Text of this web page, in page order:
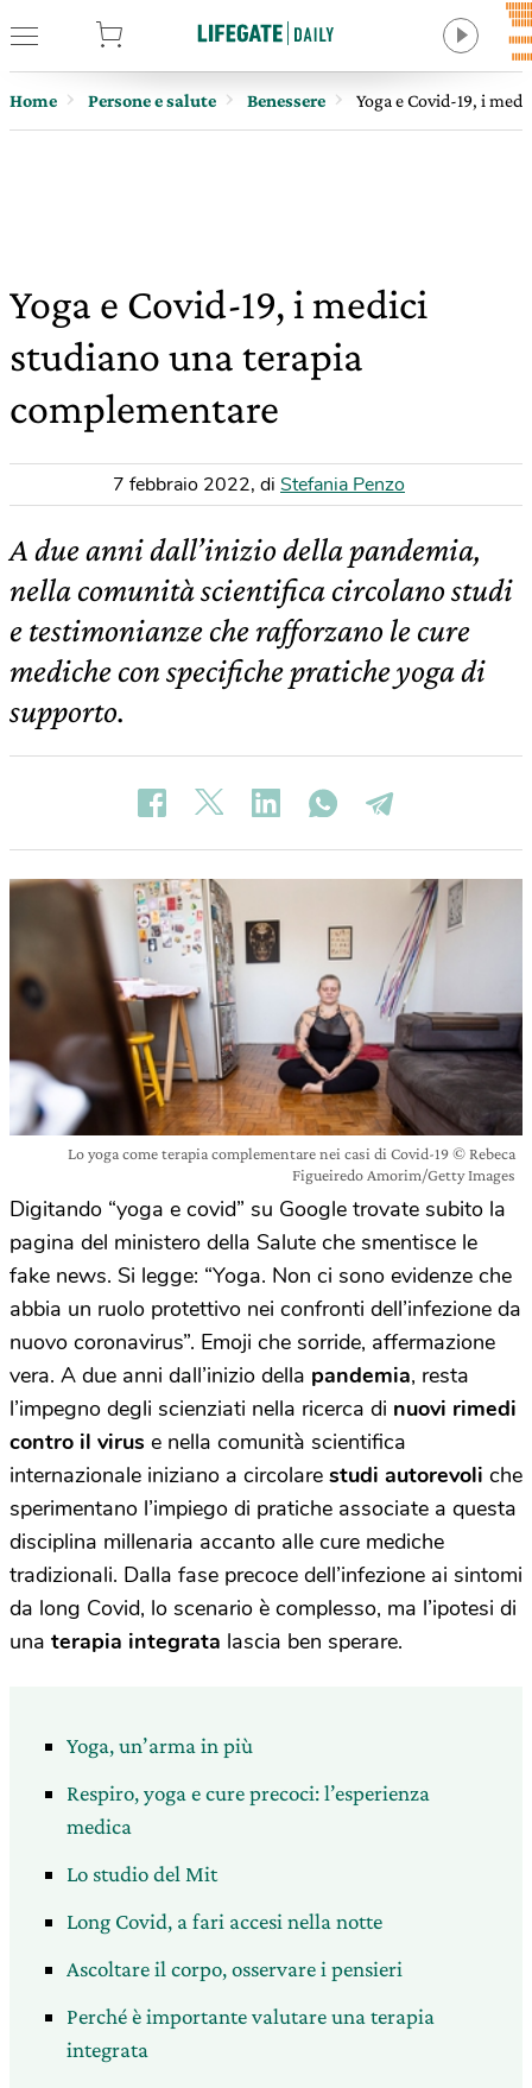
Home Persone e salute Benessere Yoga e Covid-19, i
Yoga e Covid-19, i medici
studiano una terapia
complementare
7 febbraio 2022, di Stefania Penzo
A due anni dall’inizio della pandemia,
nella comunità scientifica circolano studi
e testimonianze che rafforzano le cure
mediche con specifiche pratiche yoga di
supporto.
Lo yoga come terapia complementare nei casi di Covid-19 © Rebeca
Figueiredo Amorim/Getty Images
Digitando “yoga e covid” su Google trovate subito la
pagina del ministero della Salute che smentisce le
fake news. Si legge: “Yoga. Non ci sono evidenze che
abbia un ruolo protettivo nei confronti dell’infezione da
nuovo coronavirus”. Emoji che sorride, affermazione
vera. A due anni dall’inizio della pandemia, resta
l’impegno degli scienziati nella ricerca di nuovi rimedi
contro il virus e nella comunità scientifica
internazionale iniziano a circolare studi autorevoli che
sperimentano l’impiego di pratiche associate a questa
disciplina millenaria accanto alle cure mediche
tradizionali. Dalla fase precoce dell’infezione ai sintomi
da long Covid, lo scenario è complesso, ma l’ipotesi di
una terapia integrata lascia ben sperare.
Yoga, un’arma in più
Respiro, yoga e cure precoci: l’esperienza
medica
Lo studio del Mit
Long Covid, a fari accesi nella notte
Ascoltare il corpo, osservare i pensieri
Perché è importante valutare una terapia
integrata